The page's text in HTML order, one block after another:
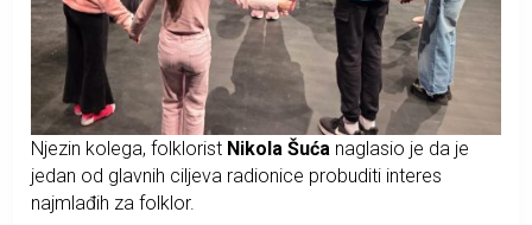
Njezin kolega, folklorist Nikola Šuća naglasio je da je
jedan od glavnih ciljeva radionice probuditi interes
najmlađih za folklor.